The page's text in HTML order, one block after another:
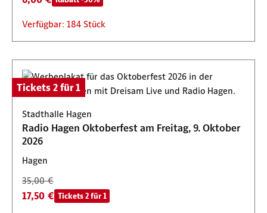
Verfügbar: 184 Stück
Tickets 2 für 1
Stadthalle Hagen
Radio Hagen Oktoberfest am Freitag, 9. Oktober
2026
Hagen
35,00 €
17,50 € Tickets 2 für 1